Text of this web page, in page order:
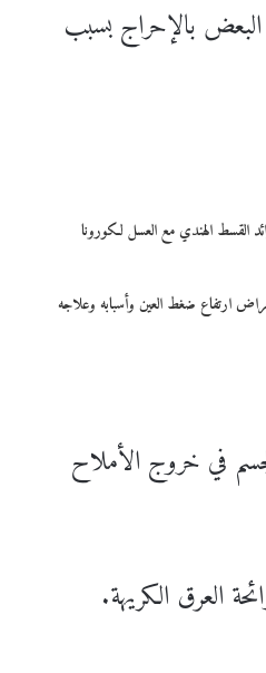
بالإحراج بسبب
القسط الهندي مع العسل لكورونا
ارتفاع ضغط العين وأسبابه وعلاجه
في خروج الأملاح
العرق الكريهة.